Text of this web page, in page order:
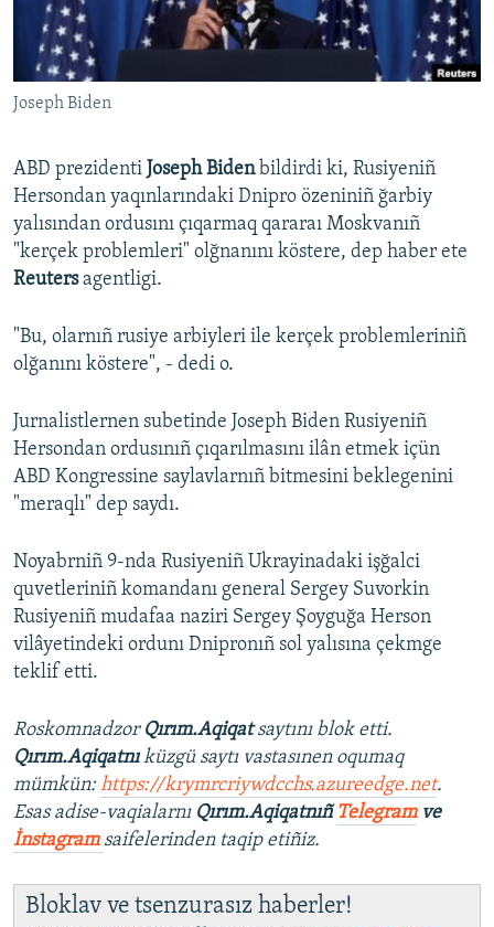
Русский
Українською
QOŞULIÑIZ!
RFE/RS bütün saytları
Joseph Biden
ABD prezidenti Joseph Bidenbildirdi ki, Rusiyeniñ
Hersondan yaqınlarındaki Dnipro özeniniñ ğarbiy
yalısından ordusını çıqarmaq qararaı Moskvanıñ
"kerçek problemleri" olğnanını köstere, dep haber ete
Reutersagentligi.
"Bu, olarnıñ rusiye arbiyleri ile kerçek problemleriniñ
olğanını köstere", - dedi o.
Jurnalistlernen subetinde Joseph Biden Rusiyeniñ
Hersondan ordusınıñ çıqarılmasını ilân etmek içün
ABD Kongressine saylavlarnıñ bitmesini beklegenini
"meraqlı" dep saydı.
Noyabrniñ 9-nda Rusiyeniñ Ukrayinadaki işğalci
quvetleriniñ komandanı general Sergey Suvorkin
Rusiyeniñ mudafaa naziri Sergey Şoyguğa Herson
vilâyetindeki ordunı Dnipronıñ sol yalısına çekmge
teklif etti.
Roskomnadzor Qırım.Aqiqatsaytını blok etti.
Qırım.Aqiqatnıküzgü saytı vastasınen oqumaq
mümkün:https://krymrcriywdcchs.azureedge.net.
Esas adise-vaqialarnı Qırım.Aqiqatnıñ Telegramve
İnstagram saifelerinden taqip etiñiz.
Bloklav ve tsenzurasız haberler!